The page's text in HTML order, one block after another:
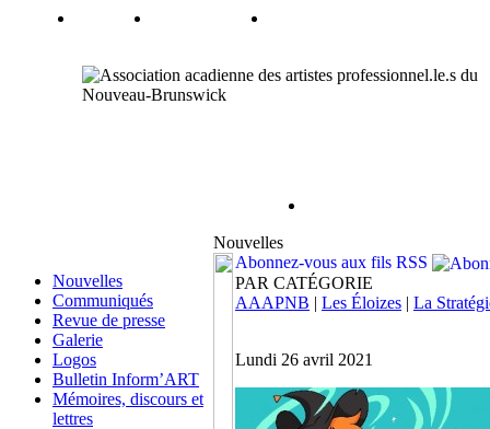
Nouvelles
Communiqués
Revue de presse
Galerie
Logos
Bulletin Inform’ART
Mémoires, discours et
lettres
Nouvelles
Abonnez-vous aux fils RSS
PAR CATÉGORIE
AAAPNB | Les Éloizes | La
Lundi 26 avril 2021